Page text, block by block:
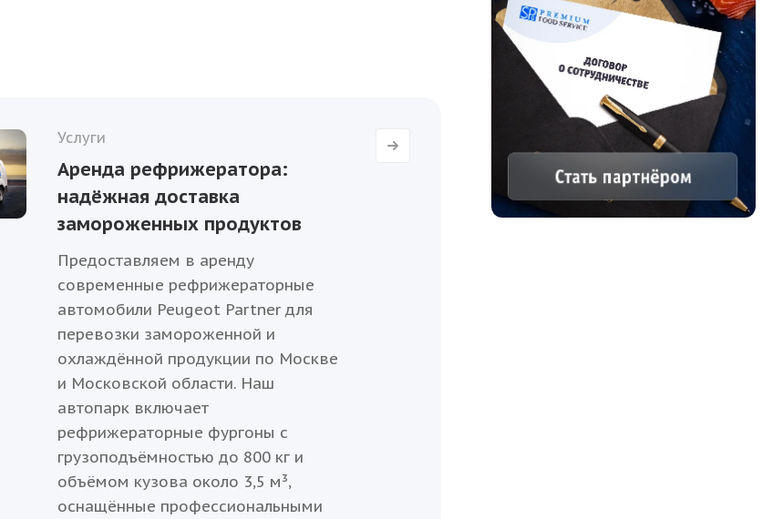
Услуги
Аренда рефрижератора:
надёжная доставка
замороженных продуктов
Предоставляем в аренду
современные рефрижераторные
автомобили Peugeot Partner для
перевозки замороженной и
охлаждённой продукции по Москве
и Московской области. Наш
автопарк включает
рефрижераторные фургоны с
грузоподъёмностью до 800 кг и
объёмом кузова около 3,5 м³,
оснащённые профессиональными